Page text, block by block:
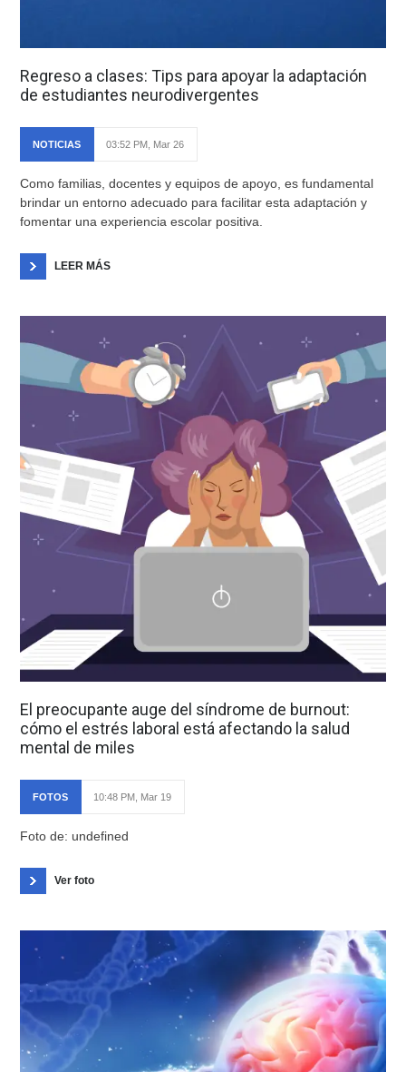
Regreso a clases: Tips para apoyar la adaptación
de estudiantes neurodivergentes
NOTICIAS 03:52 PM, Mar 26
Como familias, docentes y equipos de apoyo, es fundamental
brindar un entorno adecuado para facilitar esta adaptación y
fomentar una experiencia escolar positiva.
LEER MÁS
El preocupante auge del síndrome de burnout:
cómo el estrés laboral está afectando la salud
mental de miles
FOTOS 10:48 PM, Mar 19
Foto de: undefined
Ver foto